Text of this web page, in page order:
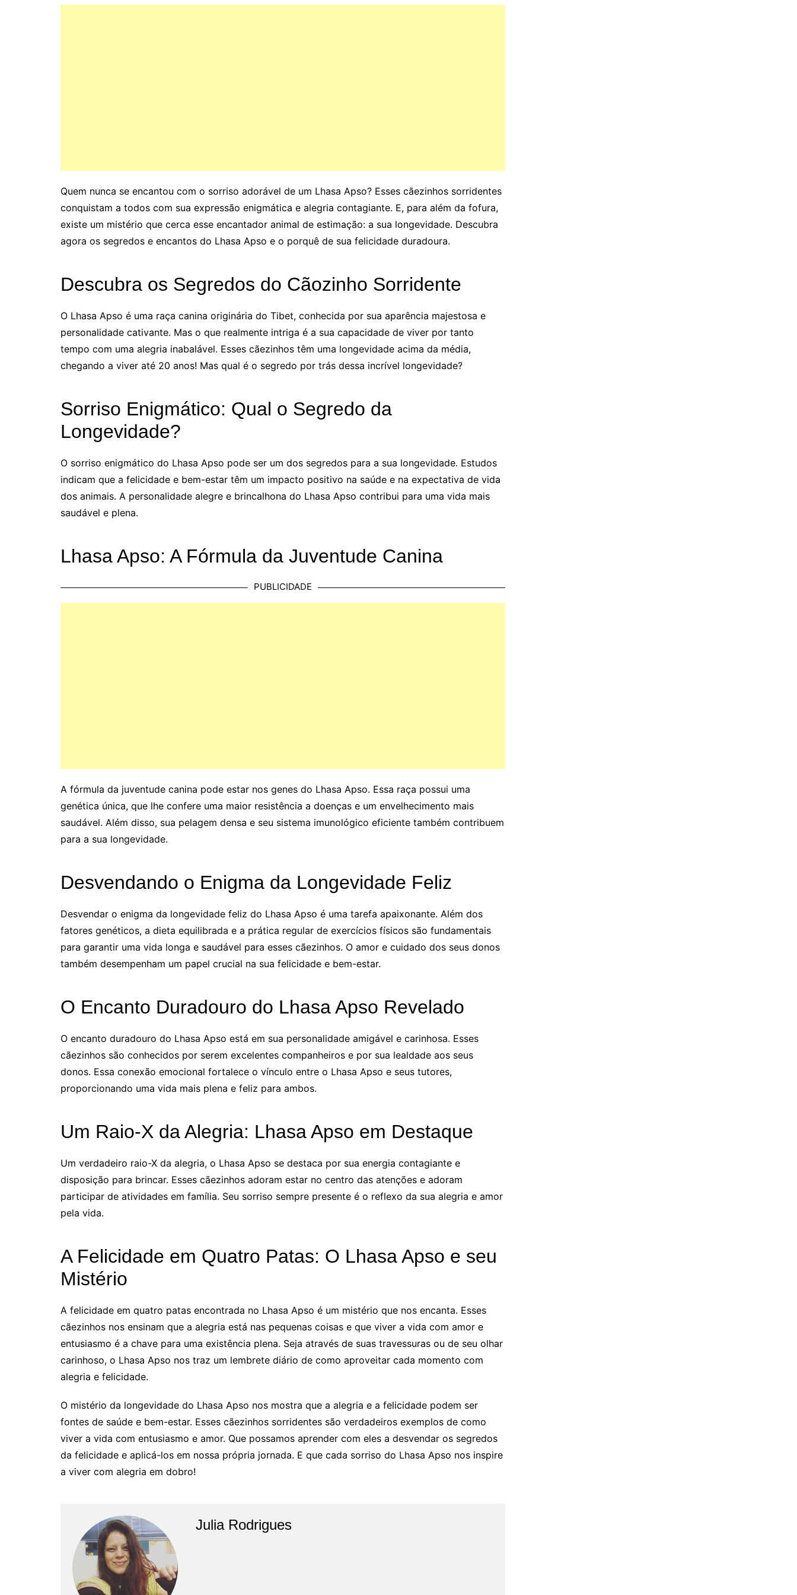
Quem nunca se encantou com o sorriso adorável de um Lhasa Apso? Esses cãezinhos sorridentes
conquistam a todos com sua expressão enigmática e alegria contagiante. E, para além da fofura,
existe um mistério que cerca esse encantador animal de estimação: a sua longevidade. Descubra
agora os segredos e encantos do Lhasa Apso e o porquê de sua felicidade duradoura.
Descubra os Segredos do Cãozinho Sorridente
O Lhasa Apso é uma raça canina originária do Tibet, conhecida por sua aparência majestosa e
personalidade cativante. Mas o que realmente intriga é a sua capacidade de viver por tanto
tempo com uma alegria inabalável. Esses cãezinhos têm uma longevidade acima da média,
chegando a viver até 20 anos! Mas qual é o segredo por trás dessa incrível longevidade?
Sorriso Enigmático: Qual o Segredo da
Longevidade?
O sorriso enigmático do Lhasa Apso pode ser um dos segredos para a sua longevidade. Estudos
indicam que a felicidade e bem-estar têm um impacto positivo na saúde e na expectativa de vida
dos animais. A personalidade alegre e brincalhona do Lhasa Apso contribui para uma vida mais
saudável e plena.
Lhasa Apso: A Fórmula da Juventude Canina
PUBLICIDADE
A fórmula da juventude canina pode estar nos genes do Lhasa Apso. Essa raça possui uma
genética única, que lhe confere uma maior resistência a doenças e um envelhecimento mais
saudável. Além disso, sua pelagem densa e seu sistema imunológico eficiente também contribuem
para a sua longevidade.
Desvendando o Enigma da Longevidade Feliz
Desvendar o enigma da longevidade feliz do Lhasa Apso é uma tarefa apaixonante. Além dos
fatores genéticos, a dieta equilibrada e a prática regular de exercícios físicos são fundamentais
para garantir uma vida longa e saudável para esses cãezinhos. O amor e cuidado dos seus donos
também desempenham um papel crucial na sua felicidade e bem-estar.
O Encanto Duradouro do Lhasa Apso Revelado
O encanto duradouro do Lhasa Apso está em sua personalidade amigável e carinhosa. Esses
cãezinhos são conhecidos por serem excelentes companheiros e por sua lealdade aos seus
donos. Essa conexão emocional fortalece o vínculo entre o Lhasa Apso e seus tutores,
proporcionando uma vida mais plena e feliz para ambos.
Um Raio-X da Alegria: Lhasa Apso em Destaque
Um verdadeiro raio-X da alegria, o Lhasa Apso se destaca por sua energia contagiante e
disposição para brincar. Esses cãezinhos adoram estar no centro das atenções e adoram
participar de atividades em família. Seu sorriso sempre presente é o reflexo da sua alegria e amor
pela vida.
A Felicidade em Quatro Patas: O Lhasa Apso e seu
Mistério
A felicidade em quatro patas encontrada no Lhasa Apso é um mistério que nos encanta. Esses
cãezinhos nos ensinam que a alegria está nas pequenas coisas e que viver a vida com amor e
entusiasmo é a chave para uma existência plena. Seja através de suas travessuras ou de seu olhar
carinhoso, o Lhasa Apso nos traz um lembrete diário de como aproveitar cada momento com
alegria e felicidade.
O mistério da longevidade do Lhasa Apso nos mostra que a alegria e a felicidade podem ser
fontes de saúde e bem-estar. Esses cãezinhos sorridentes são verdadeiros exemplos de como
viver a vida com entusiasmo e amor. Que possamos aprender com eles a desvendar os segredos
da felicidade e aplicá-los em nossa própria jornada. E que cada sorriso do Lhasa Apso nos inspire
a viver com alegria em dobro!
Julia Rodrigues